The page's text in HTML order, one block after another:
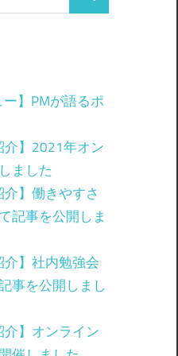
ー】PMが語るポ
介】2021年オン
ました
介】働きやすさ
記事を公開しま
介】社内勉強会
事を公開しまし
介】オンライン